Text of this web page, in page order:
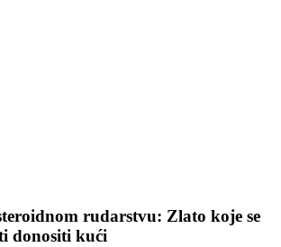
rudarstvu: Zlato koje se
donositi kući